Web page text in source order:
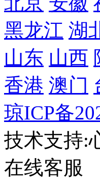
黑龙江 湖
山东 山西
香港 澳门
琼ICP备
技术支持:
在线客服